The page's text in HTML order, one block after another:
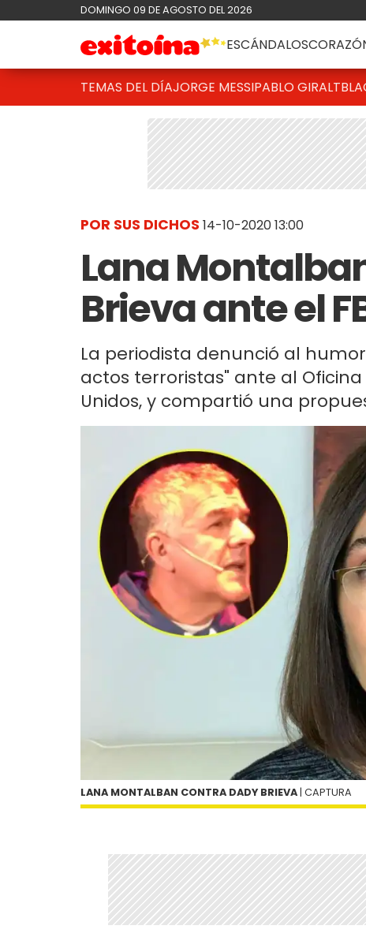
DOMINGO 09 DE AGOSTO DEL 2026
ESCÁNDALOS
TEMAS DEL DÍAJORGE MESSIPABLO GIRALT
POR SUS DICHOS 14-10-2020 13:00
Lana
Brieva ante el
La periodista denunció al
actos terroristas" ante al
Unidos, y compartió una
LANA MONTALBAN CONTRA DADY BRIEVA | CAPTURA